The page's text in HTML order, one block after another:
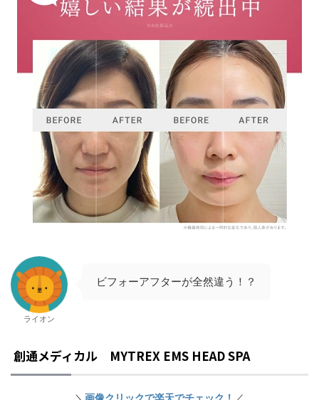
ライオン
ビフォーアフターが全然違う！？
創通メディカル MYTREX EMS HEAD SPA
＼ 画像クリックで楽天でチェック！ ／